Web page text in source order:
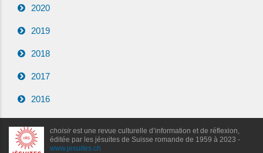
2020
2019
2018
2017
2016
choisirest une revue culturelle d’information et de réflexion,
éditée par les jésuites de Suisse romande de 1959 à 2023 -
www.jesuites.ch